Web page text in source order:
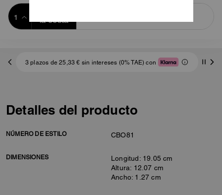
la cesta
3 plazos de 25,33 € sin intereses (0% TAE) con
Detalles del producto
NÚMERO DE ESTILO CBO81
DIMENSIONES
Longitud: 19.05 cm
Altura: 12.07 cm
Ancho: 1.27 cm